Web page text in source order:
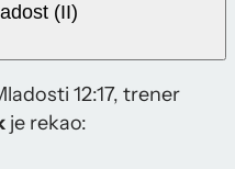
(II)
12:17, trener
je rekao: